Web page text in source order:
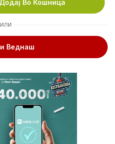
Додај Во Кошница
ИЛИ
Веднаш